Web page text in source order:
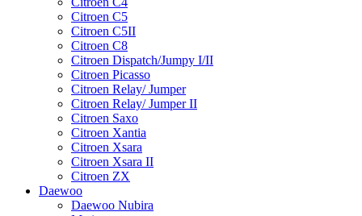
Citroen C5
Citroen C5II
Citroen C8
Citroen Dispatch/Jumpy I/II
Citroen Picasso
Citroen Relay/ Jumper
Citroen Relay/ Jumper II
Citroen Saxo
Citroen Xantia
Citroen Xsara
Citroen Xsara II
Citroen ZX
Daewoo
Daewoo Nubira